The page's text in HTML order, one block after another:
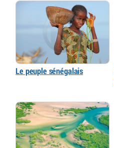
Le peuple sénégalais